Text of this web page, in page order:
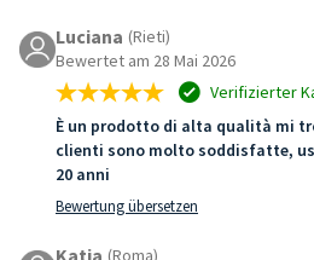
Luciana (Rieti)
Bewertet am 28 Mai 2026
Verifizierter
È un prodotto di alta qualità mi
clienti sono molto soddisfatte,
20 anni
Bewertung übersetzen
Katia (Roma)